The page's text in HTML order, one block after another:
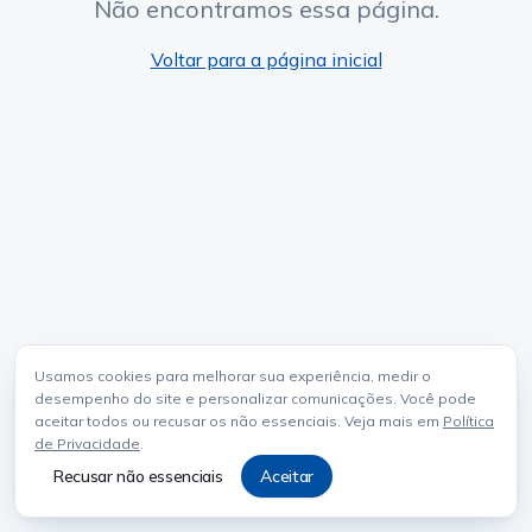
Usamos cookies para melhorar sua experiência, medir o
desempenho do site e personalizar comunicações. Você pode
aceitar todos ou recusar os não essenciais. Veja mais em Política
de Privacidade.
Recusar não essenciais Aceitar
Não encontramos essa página.
Voltar para a página inicial